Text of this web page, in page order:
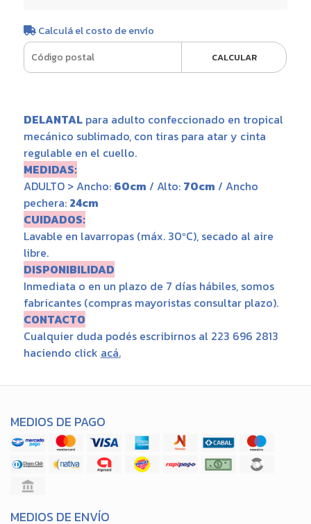
Calculá el costo de envío
CALCULAR
DELANTALpara adulto confeccionado en tropical
mecánico sublimado, con tiras para atar y cinta
regulable en el cuello.
MEDIDAS:
ADULTO > Ancho: 60cm / Alto: 70cm / Ancho
pechera: 24cm
CUIDADOS:
Lavable en lavarropas (máx. 30ºC), secado al aire
libre.
DISPONIBILIDAD
Inmediata o en un plazo de 7 días hábiles, somos
fabricantes (compras mayoristas consultar plazo).
CONTACTO
Cualquier duda podés escribirnos al 223 696 2813
haciendo click acá.
MEDIOS DE PAGO
MEDIOS DE ENVÍO